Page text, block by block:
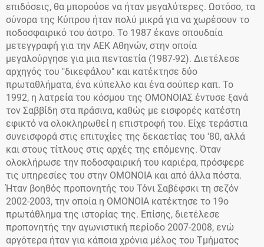
επιδόσεις, θα μπορούσε να ήταν μεγαλύτερες. Ωστόσο, τα
σύνορα της Κύπρου ήταν πολύ μικρά για να χωρέσουν το
ποδοσφαιρικό του άστρο. Το 1987 έκανε σπουδαία
μετεγγραφή για την ΑΕΚ Αθηνών, στην οποία
μεγαλούργησε για μια πενταετία (1987-92). Διετέλεσε
αρχηγός του "δικεφάλου" και κατέκτησε δύο
πρωταθλήματα, ένα κύπελλο και ένα σούπερ καπ. Το
1992, η λατρεία του κόσμου της ΟΜΟΝΟΙΑΣ έντυσε ξανά
τον Σαββίδη στα πράσινα, καθώς με εισφορές κατέστη
εφικτό να ολοκληρωθεί η επιστροφή του. Είχε τεράστια
συνεισφορά στις επιτυχίες της δεκαετίας του '80, αλλά
και στους τίτλους στις αρχές της επόμενης. Όταν
ολοκλήρωσε την ποδοσφαιρική του καριέρα, πρόσφερε
τις υπηρεσίες του στην ΟΜΟΝΟΙΑ και από άλλα πόστα.
Ήταν βοηθός προπονητής του Τόνι Σαβέφσκι τη σεζόν
2002-2003, την οποία η ΟΜΟΝΟΙΑ κατέκτησε το 19ο
πρωτάθλημα της ιστορίας της. Επίσης, διετέλεσε
προπονητής την αγωνιστική περίοδο 2007-2008, ενώ
αργότερα ήταν για κάποια χρόνια μέλος του Τμήματος